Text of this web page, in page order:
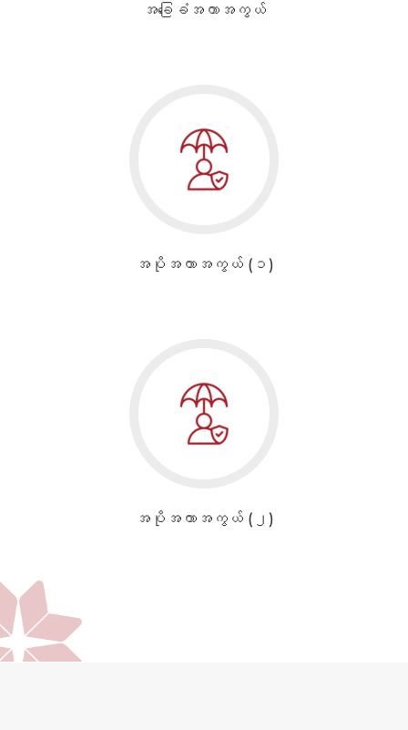
အခြေခံအကာအကွယ်
အပိုအကာအကွယ် (၁)
အပိုအကာအကွယ် (၂)